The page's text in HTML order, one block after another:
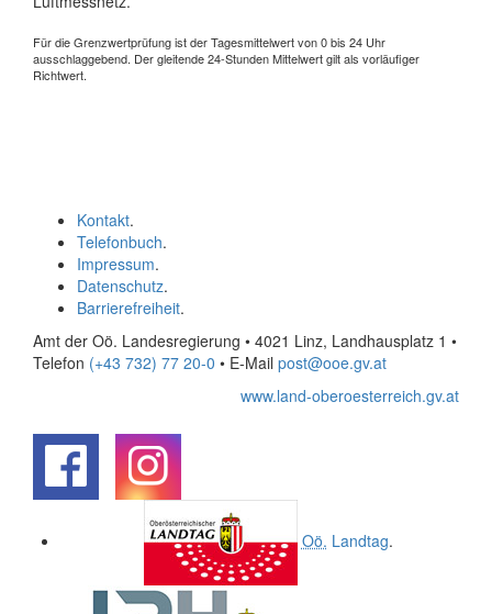
Für die Grenzwertprüfung ist der Tagesmittelwert von 0 bis 24 Uhr
ausschlaggebend. Der gleitende 24-Stunden Mittelwert gilt als vorläufiger
Richtwert.
Kontakt.
Telefonbuch.
Impressum.
Datenschutz.
Barrierefreiheit.
Amt der Oö. Landesregierung • 4021 Linz, Landhausplatz 1 •
Telefon (+43 732) 77 20-0 • E-Mail post@ooe.gv.at
www.land-oberoesterreich.gv.at
Oö. Landtag.